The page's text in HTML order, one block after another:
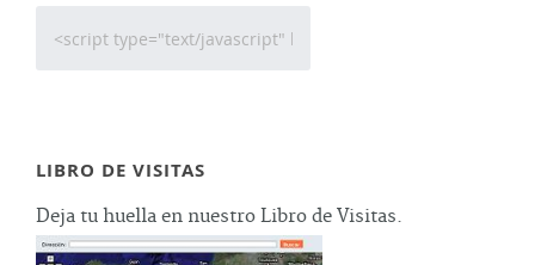
LIBRO DE VISITAS
Deja tu huella en nuestro Libro de Visitas.